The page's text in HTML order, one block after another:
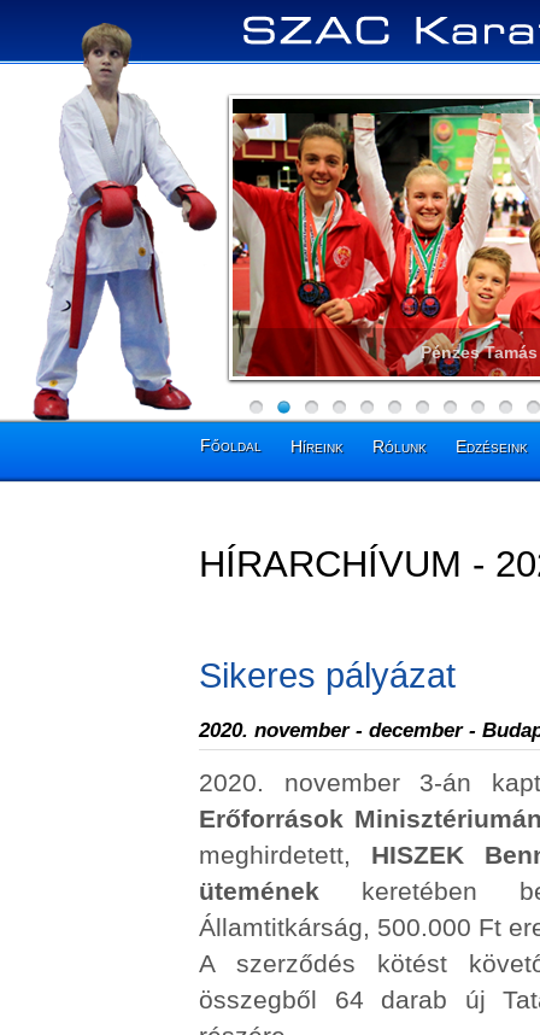
Pénzes
Főoldal Híreink Rólunk Edzéseink
HÍRARCHÍVUM -
Sikeres pályázat
2020. november - december -
2020. november 3-án
Erőforrások
meghirdetett, HISZEK
ütemének keretében
Államtitkárság, 500.000 Ft
A szerződés kötést
összegből 64 darab új